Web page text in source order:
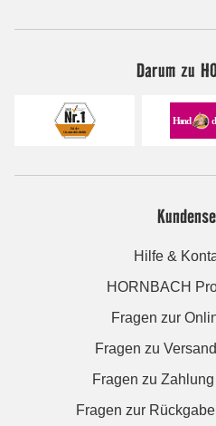
Darum zu
Hilfe &
HORNBACH
Fragen zur
Fragen zu
Fragen zu
Fragen zur